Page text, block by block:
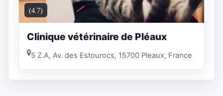
(4.7)
Clinique vétérinaire de Pléaux
5 Z.A, Av. des Estourocs, 15700 Pleaux, France